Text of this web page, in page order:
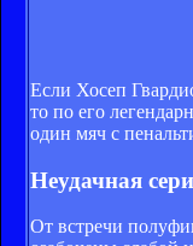
Если Хосеп
то по его
один мяч с
Неудачная
От встречи